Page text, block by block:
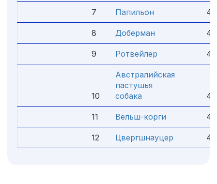
7 Папильон
8 Доберман 4.5
9 Ротвейлер 4.5
10
Австралийская
пастушья
собака
4.5
11 Вельш-корги 4.5
12 Цвергшнауцер